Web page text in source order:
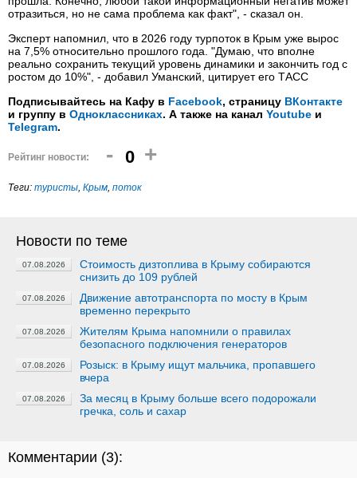
отразиться, но не сама проблема как факт", - сказал он.
Эксперт напомнил, что в 2026 году турпоток в Крым уже вырос
на 7,5% относительно прошлого года. "Думаю, что вполне
реально сохранить текущий уровень динамики и закончить год с
ростом до 10%", - добавил Уманский, цитирует его ТАСС
Подписывайтесь на Кафу в Facebook, страницу ВКонтакте
и группу в Одноклассниках. А также на канал Youtube и
Telegram.
Рейтинг новости: - 0 +
Теги: туристы, Крым, поток
Новости по теме
07.08.2026
Стоимость дизтоплива в Крыму собираются
снизить до 109 рублей
07.08.2026
Движение автотранспорта по мосту в Крым
временно перекрыто
07.08.2026
Жителям Крыма напомнили о правилах
безопасного подключения генераторов
07.08.2026
Розыск: в Крыму ищут мальчика, пропавшего
вчера
07.08.2026
За месяц в Крыму больше всего подорожали
гречка, соль и сахар
Комментарии (3):